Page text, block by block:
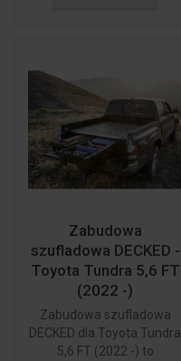
Zabudowa
szufladowa DECKED -
Toyota Tundra 5,6 FT
(2022 -)
Zabudowa szufladowa
DECKED dla Toyota Tundra
5,6 FT (2022 -) to